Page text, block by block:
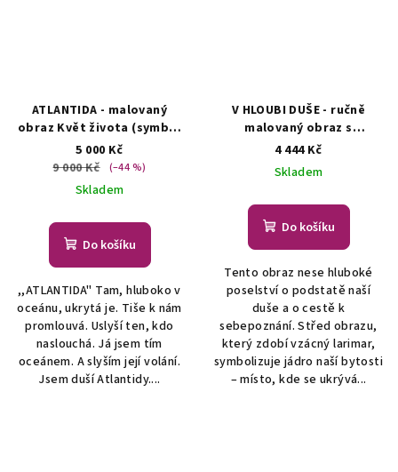
ATLANTIDA - malovaný
obraz Květ života (symbol
posvátné geometrie)
života - symbol posvátné
geometrie
5 000 Kč
9 000 Kč
(–44 %)
Skladem
Do košíku
,,ATLANTIDA" Tam, hluboko v
oceánu, ukrytá je. Tiše k nám
promlouvá. Uslyší ten, kdo
naslouchá. Já jsem tím
oceánem. A slyším její volání.
Jsem duší Atlantidy....
V HLOUBI DUŠE - ručně
malovaný obraz s
larimarem a krystaly
SwarovskiMalované
obrazy s minerály
4 444 Kč
Skladem
Do košíku
Tento obraz nese hluboké
poselství o podstatě naší
duše a o cestě k
sebepoznání. Střed obrazu,
který zdobí vzácný larimar,
symbolizuje jádro naší bytosti
– místo, kde se ukrývá...